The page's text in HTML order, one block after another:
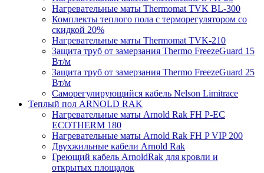
Нагревательные маты Thermomat TVK BL-300
Комплекты теплого пола с терморегулятором со
скидкой 20%
Нагревательные маты Thermomat TVK-210
Защита труб от замерзания Thermo FreezeGuard 15
Вт/м
Защита труб от замерзания Thermo FreezeGuard 25
Вт/м
Саморегулирующийся кабель Nelson Limitrace
Теплый пол ARNOLD RAK
Нагревательные маты Arnold Rak FH P-EC
ECOTHERM 180
Нагревательные маты Arnold Rak FH P VIP 200
Двухжильные кабели Arnold Rak
Греющий кабель ArnoldRak для кровли и
открытых площадок